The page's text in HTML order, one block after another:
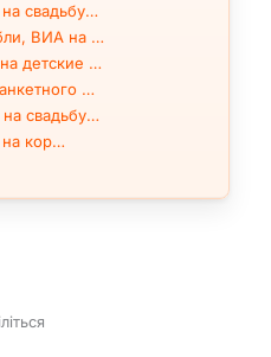
свадьбу…
ВИА на …
детские …
…
свадьбу…
на кор…